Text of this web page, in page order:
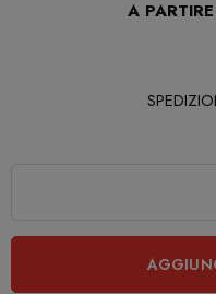
A